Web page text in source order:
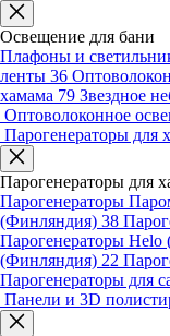
Освещение для бани
Плафоны и
ленты 36
хамама 79 Звездное
Оптоволоконное
Парогенераторы для
Парогенераторы для
Парогенераторы
(Финляндия) 38
Парогенераторы
(Финляндия) 22
Парогенераторы для
Панели и 3D